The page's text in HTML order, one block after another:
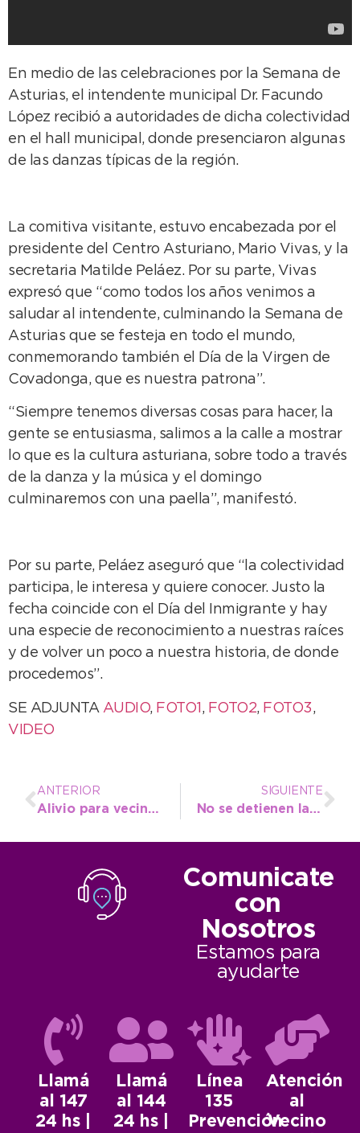
En medio de las celebraciones por la Semana de
Asturias, el intendente municipal Dr. Facundo
López recibió a autoridades de dicha colectividad
en el hall municipal, donde presenciaron algunas
de las danzas típicas de la región.
La comitiva visitante, estuvo encabezada por el
presidente del Centro Asturiano, Mario Vivas, y la
secretaria Matilde Peláez. Por su parte, Vivas
expresó que “como todos los años venimos a
saludar al intendente, culminando la Semana de
Asturias que se festeja en todo el mundo,
conmemorando también el Día de la Virgen de
Covadonga, que es nuestra patrona”.
“Siempre tenemos diversas cosas para hacer, la
gente se entusiasma, salimos a la calle a mostrar
lo que es la cultura asturiana, sobre todo a través
de la danza y la música y el domingo
culminaremos con una paella”, manifestó.
Por su parte, Peláez aseguró que “la colectividad
participa, le interesa y quiere conocer. Justo la
fecha coincide con el Día del Inmigrante y hay
una especie de reconocimiento a nuestras raíces
y de volver un poco a nuestra historia, de donde
procedemos”.
SE ADJUNTA AUDIO, FOTO1 , FOTO2, FOTO3,
VIDEO
ANTERIOR
Alivio para vecinos del interior: Transitabilidad restablecida en la Ruta 80
SIGUIENTE
No se detienen las tareas de repavimentación en las calles de la ciudad
Comunicate
con
Nosotros
Estamos para
ayudarte
Llamá
al 147
24 hs |
Llamá
al 144
24 hs |
Línea
135
Prevención
Atención
al
Vecino